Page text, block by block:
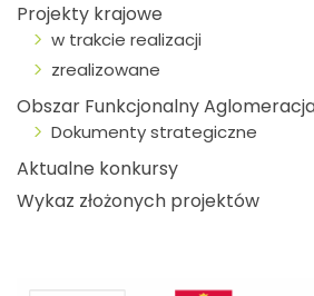
Projekty krajowe
w trakcie realizacji
zrealizowane
Obszar Funkcjonalny
Dokumenty strategiczne
Aktualne konkursy
Wykaz złożonych projektów